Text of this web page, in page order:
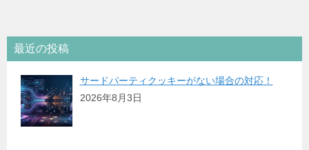
最近の投稿
サードパーティクッキーがない場合の対応！
2026年8月3日